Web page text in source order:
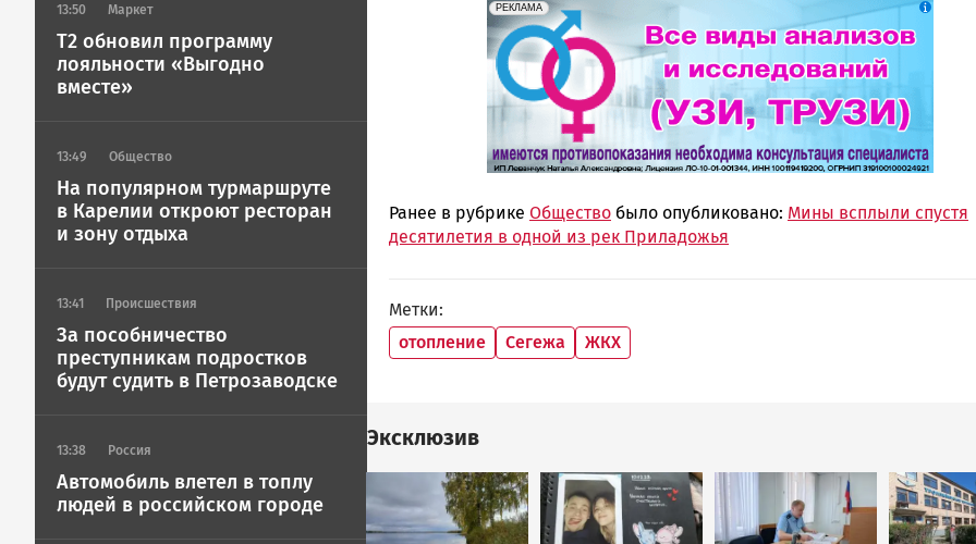
13:50 Маркет
T2 обновил программу
лояльности «Выгодно
вместе»
13:49 Общество
На популярном турмаршруте
в Карелии откроют ресторан
и зону отдыха
13:41 Происшествия
За пособничество
преступникам подростков
будут судить в Петрозаводске
13:38 Россия
Автомобиль влетел в топлу
людей в российском городе
erid: 2SDnjek5YUa
РЕКЛАМА
Реклама
Ранее в рубрике Общество было опубликовано: Мины всплыли спустя
десятилетия в одной из рек Приладожья
Метки
отопление
Сегежа ЖКХ
Эксклюзив
Image Image